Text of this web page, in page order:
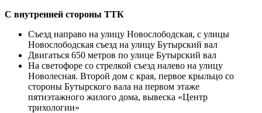
С внутренней стороны ТТК
Съезд направо на улицу Новослободская, с улицы
Новослободская съезд на улицу Бутырский вал
Двигаться 650 метров по улице Бутырский вал
На светофоре со стрелкой съезд налево на улицу
Новолесная. Второй дом с края, первое крыльцо со
стороны Бутырского вала на первом этаже
пятиэтажного жилого дома, вывеска «Центр
трихологии»